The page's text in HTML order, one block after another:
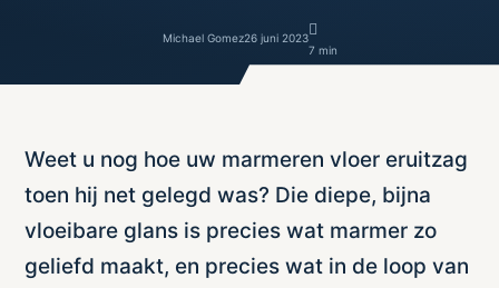
Michael Gomez26 juni 2023
7 min
Weet u nog hoe uw marmeren vloer eruitzag
toen hij net gelegd was? Die diepe, bijna
vloeibare glans is precies wat marmer zo
geliefd maakt, en precies wat in de loop van